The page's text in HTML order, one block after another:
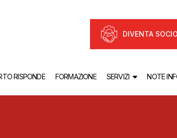
DIVENTA SOCIO
RISPONDE FORMAZIONE SERVIZI NOTE